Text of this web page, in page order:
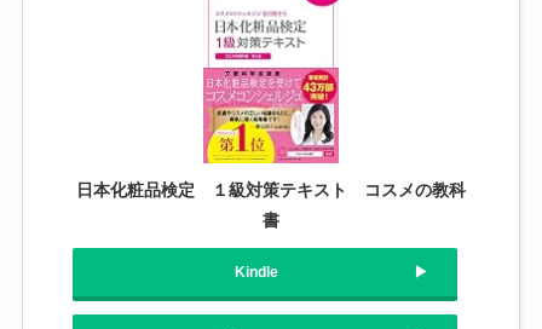
日本化粧品検定 １級対策テキスト コスメの教科
書
Kindle